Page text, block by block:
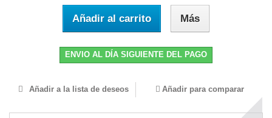
Añadir al carrito Más
ENVIO AL DÍA SIGUIENTE DEL PAGO
Añadir a la lista de deseos Añadir para comparar